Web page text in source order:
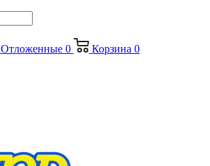
Отложенные 0 Корзина 0